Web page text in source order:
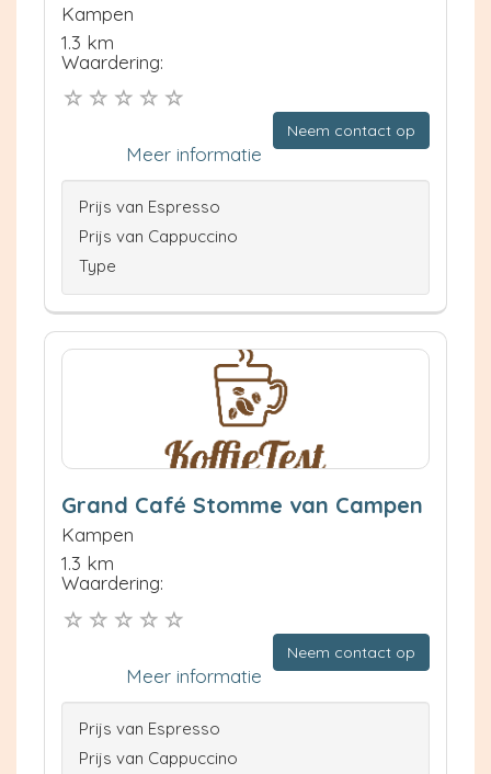
Kampen
1.3 km
Waardering:
Neem contact op
Meer informatie
Prijs van Espresso
Prijs van Cappuccino
Type
Grand Café Stomme van Campen
Kampen
1.3 km
Waardering:
Neem contact op
Meer informatie
Prijs van Espresso
Prijs van Cappuccino